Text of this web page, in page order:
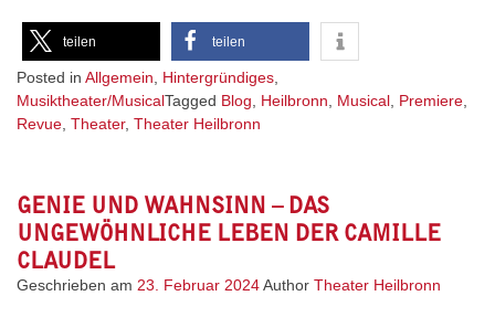
teilen teilen
Posted in Allgemein Hintergründiges
Musiktheater/MusicalTagged Blog Heilbronn Musical Premiere
Revue Theater, Theater Heilbronn
GENIE UND WAHNSINN – DAS
UNGEWÖHNLICHE LEBEN DER CAMILLE
CLAUDEL
Geschrieben am 23. Februar 2024Author Theater Heilbronn